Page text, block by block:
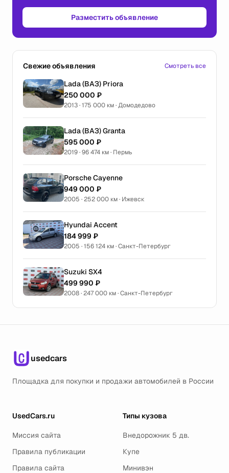
Разместить объявление
Свежие объявления Смотреть все
Lada (ВАЗ) Priora
250 000 ₽
2013 · 175 000 км · Домодедово
Lada (ВАЗ) Granta
595 000 ₽
2019 · 96 474 км · Пермь
Porsche Cayenne
949 000 ₽
2005 · 252 000 км · Ижевск
Hyundai Accent
184 999 ₽
2005 · 156 124 км · Санкт-Петербург
Suzuki SX4
499 990 ₽
2008 · 247 000 км · Санкт-Петербург
usedcars
Площадка для покупки и продажи автомобилей в России
UsedCars.ru
Миссия сайта
Правила публикации
Правила сайта
Типы кузова
Внедорожник 5 дв.
Купе
Минивэн